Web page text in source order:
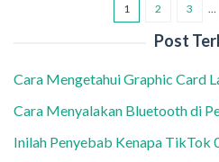
1 2 3
Post
Cara Mengetahui Graphic Card
Cara Menyalakan Bluetooth di
Inilah Penyebab Kenapa TikTok